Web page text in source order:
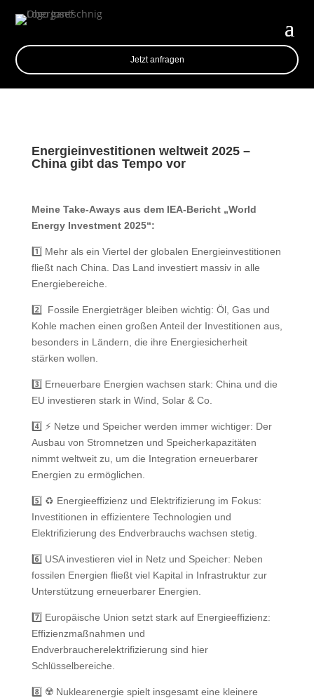
Jetzt anfragen
Energieinvestitionen weltweit 2025 –
China gibt das Tempo vor
Meine Take-Aways aus dem IEA-Bericht „World
Energy Investment 2025“:
1️⃣ Mehr als ein Viertel der globalen Energieinvestitionen
fließt nach China. Das Land investiert massiv in alle
Energiebereiche.
2️⃣ ️ Fossile Energieträger bleiben wichtig: Öl, Gas und
Kohle machen einen großen Anteil der Investitionen aus,
besonders in Ländern, die ihre Energiesicherheit
stärken wollen.
3️⃣ Erneuerbare Energien wachsen stark: China und die
EU investieren stark in Wind, Solar & Co.
4️⃣ ⚡ Netze und Speicher werden immer wichtiger: Der
Ausbau von Stromnetzen und Speicherkapazitäten
nimmt weltweit zu, um die Integration erneuerbarer
Energien zu ermöglichen.
5️⃣ ♻️ Energieeffizienz und Elektrifizierung im Fokus:
Investitionen in effizientere Technologien und
Elektrifizierung des Endverbrauchs wachsen stetig.
6️⃣ USA investieren viel in Netz und Speicher: Neben
fossilen Energien fließt viel Kapital in Infrastruktur zur
Unterstützung erneuerbarer Energien.
7️⃣ Europäische Union setzt stark auf Energieeffizienz:
Effizienzmaßnahmen und
Endverbraucherelektrifizierung sind hier
Schlüsselbereiche.
8️⃣ ☢️ Nuklearenergie spielt insgesamt eine kleinere